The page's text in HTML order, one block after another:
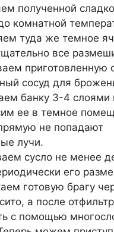
полученной
комнатной
туда же темное
все
приготовленную
сосуд для
банку 3-4 слоями
ее в темное
не попадают
лучи.
сусло не менее
его
готовую брагу
а после
с помощью